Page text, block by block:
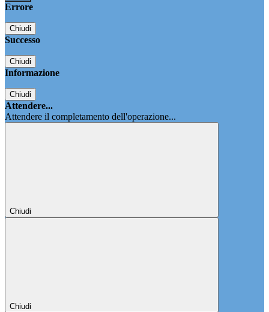
Errore
Chiudi
Successo
Chiudi
Informazione
Chiudi
Attendere...
Attendere il completamento dell'operazione...
Chiudi
Chiudi